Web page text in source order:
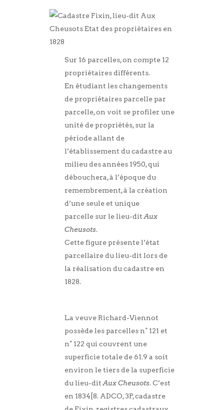
Sur 16 parcelles, on compte 12
propriétaires différents.
En étudiant les changements
de propriétaires parcelle par
parcelle, on voit se profiler une
unité de propriétés, sur la
période allant de
l’établissement du cadastre au
milieu des années 1950, qui
débouchera, à l’époque du
remembrement, à la création
d’une seule et unique
parcelle sur le lieu-dit Aux
Cheusots.
Cette figure présente l’état
parcellaire du lieu-dit lors de
la réalisation du cadastre en
1828.
La veuve Richard-Viennot
possède les parcelles n° 121 et
n° 122 qui couvrent une
superficie totale de 61.9 a soit
environ le tiers de la superficie
du lieu-dit Aux Cheusots. C’est
en 1834 [8. ADCO, 3P, cadastre